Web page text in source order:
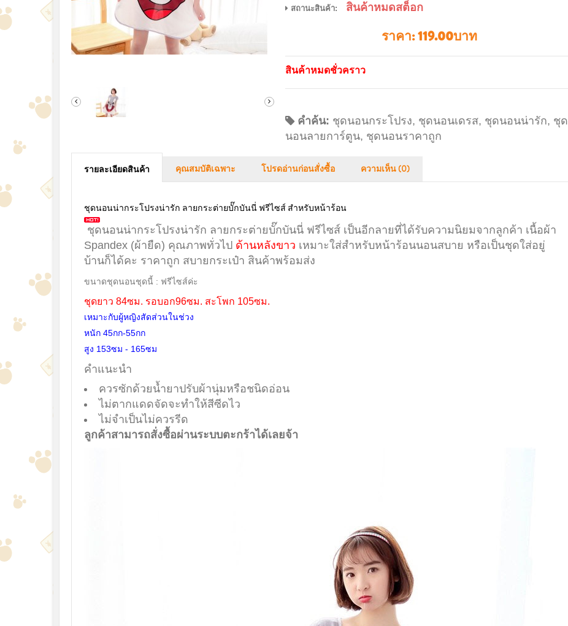
สถานะสินค้า: สินค้าหมดสต็อก
ราคา:119.00บาท
สินค้าหมดชั่วคราว
คำค้น: ชุดนอนกระโปรง, ชุดนอนเดรส, ชุดนอนน่ารัก, ชุด
นอนลายการ์ตูน, ชุดนอนราคาถูก
รายละเอียดสินค้า คุณสมบัติเฉพาะ โปรดอ่านก่อนสั่งซื้อ ความเห็น (0)
ชุดนอนน่ากระโปรงน่ารัก ลายกระต่ายบั๊กบันนี่ ฟรีไซส์ สำหรับหน้าร้อน
ชุดนอนน่ากระโปรงน่ารัก ลายกระต่ายบั๊กบันนี่ ฟรีไซส์ เป็นอีกลายที่ได้รับความนิยมจากลูกค้า เนื้อผ้า
Spandex (ผ้ายืด) คุณภาพทั่วไป ด้านหลังขาว เหมาะใส่สำหรับหน้าร้อนนอนสบาย หรือเป็นชุดใส่อยู่
บ้านก็ได้คะ ราคาถูก สบายกระเป๋า สินค้าพร้อมส่ง
ขนาดชุดนอนชุดนี้ : ฟรีไซส์ค่ะ
ชุดยาว 84ซม. รอบอก96ซม. สะโพก 105ซม.
เหมาะกับผู้หญิงสัดส่วนในช่วง
หนัก 45กก-55กก
สูง 153ซม - 165ซม
คำแนะนำ
ควรซักด้วยน้ำยาปรับผ้านุ่มหรือชนิดอ่อน
ไม่ตากแดดจัดจะทำให้สีซีดไว
ไม่จำเป็นไม่ควรรีด
ลูกค้าสามารถสั่งซื้อผ่านระบบตะกร้าได้เลยจ้า